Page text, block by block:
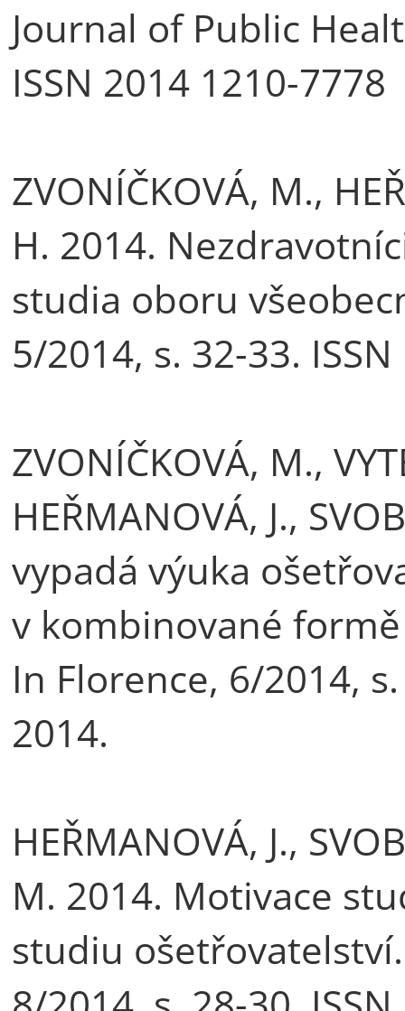
Journal of Public
ISSN 2014 1210-7778
ZVONÍČKOVÁ, M.,
H. 2014.
studia oboru
5/2014, s. 32-33.
ZVONÍČKOVÁ, M.,
HEŘMANOVÁ, J.,
vypadá výuka
v kombinované formě
In Florence, 6/2014,
2014.
HEŘMANOVÁ, J.,
M. 2014. Motivace
studiu